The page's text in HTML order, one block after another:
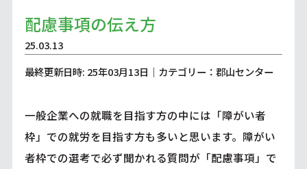
配慮事項の伝え方
25.03.13
最終更新日時: 25年03月13日｜カテゴリー：郡山センター
一般企業への就職を目指す方の中には「障がい者
枠」での就労を目指す方も多いと思います。障がい
者枠での選考で必ず聞かれる質問が「配慮事項」で